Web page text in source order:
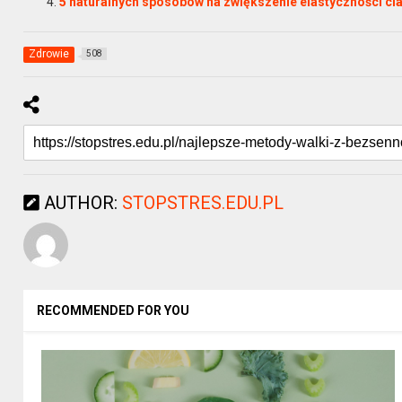
Zdrowie 508
AUTHOR: STOPSTRES.EDU.PL
RECOMMENDED FOR YOU